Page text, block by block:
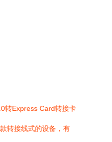
转Express Card转接卡
转接线式的设备，有